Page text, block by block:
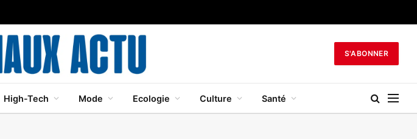
S'ABONNER
High-Tech Mode Ecologie Culture Santé